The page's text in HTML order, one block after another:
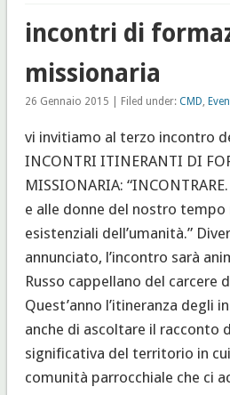
incontri di
missionaria
26 Gennaio 2015 | Filed under: CMD
vi invitiamo al terzo incontro
INCONTRI ITINERANTI DI
MISSIONARIA:
e alle donne del nostro tempo
esistenziali dell’umanità.”
annunciato, l’incontro sarà
Russo cappellano del carcere
Quest’anno l’itineranza degli
anche di ascoltare il racconto
significativa del territorio in
comunità parrocchiale che ci